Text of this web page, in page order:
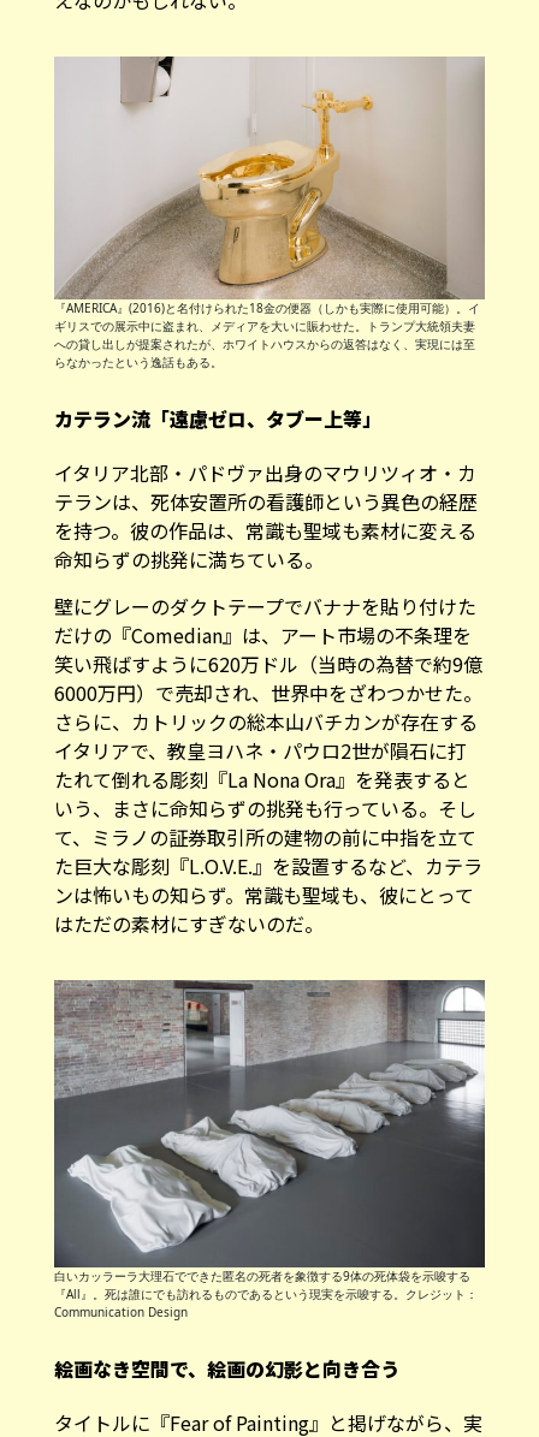
『AMERICA』(2016)と名付けられた18金の便器（しかも実際に使用可能）。イ
ギリスでの展示中に盗まれ、メディアを大いに賑わせた。トランプ大統領夫妻
への貸し出しが提案されたが、ホワイトハウスからの返答はなく、実現には至
らなかったという逸話もある。
カテラン流「遠慮ゼロ、タブー上等」
イタリア北部・パドヴァ出身のマウリツィオ・カ
テランは、死体安置所の看護師という異色の経歴
を持つ。彼の作品は、常識も聖域も素材に変える
命知らずの挑発に満ちている。
壁にグレーのダクトテープでバナナを貼り付けた
だけの『Comedian』は、アート市場の不条理を
笑い飛ばすように620万ドル（当時の為替で約9億
6000万円）で売却され、世界中をざわつかせた。
さらに、カトリックの総本山バチカンが存在する
イタリアで、教皇ヨハネ・パウロ2世が隕石に打
たれて倒れる彫刻『La Nona Ora』を発表すると
いう、まさに命知らずの挑発も行っている。そし
て、ミラノの証券取引所の建物の前に中指を立て
た巨大な彫刻『L.O.V.E.』を設置するなど、カテラ
ンは怖いもの知らず。常識も聖域も、彼にとって
はただの素材にすぎないのだ。
白いカッラーラ大理石でできた匿名の死者を象徴する9体の死体袋を示唆する
『All』。死は誰にでも訪れるものであるという現実を示唆する。クレジット：
Communication Design
絵画なき空間で、絵画の幻影と向き合う
タイトルに『Fear of Painting』と掲げながら、実